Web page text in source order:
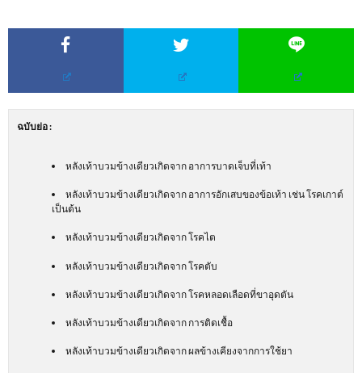
ฉบับย่อ:
หลังเท้าบวมข้างเดียวเกิดจาก อาการบาดเจ็บที่เท้า
หลังเท้าบวมข้างเดียวเกิดจาก อาการอักเสบของข้อเท้า เช่น โรคเกาต์
เป็นต้น
หลังเท้าบวมข้างเดียวเกิดจาก โรคไต
หลังเท้าบวมข้างเดียวเกิดจาก โรคตับ
หลังเท้าบวมข้างเดียวเกิดจาก โรคหลอดเลือดที่ขาอุดตัน
หลังเท้าบวมข้างเดียวเกิดจาก การติดเชื้อ
หลังเท้าบวมข้างเดียวเกิดจาก ผลข้างเคียงจากการใช้ยา